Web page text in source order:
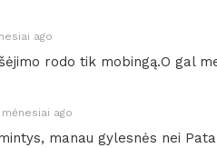
ago
rodo tik mobingą.O gal
ago
manau gylesnės nei